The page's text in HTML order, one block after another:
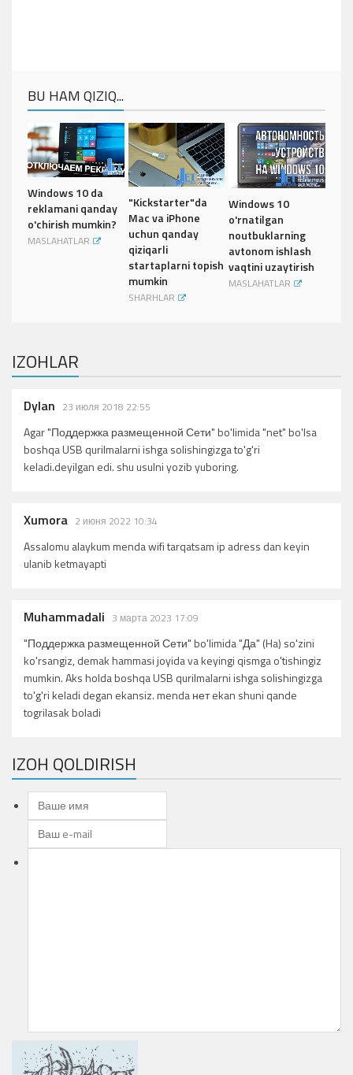
BU HAM QIZIQ...
Windows 10 da
reklamani qanday
o'chirish mumkin?
MASLAHATLAR
"Kickstarter"da
Mac va iPhone
uchun qanday
qiziqarli
startaplarni topish
mumkin
SHARHLAR
Windows 10
o'rnatilgan
noutbuklarning
avtonom ishlash
vaqtini uzaytirish
MASLAHATLAR
IZOHLAR
Dylan 23 июля 2018 22:55
Agar "Поддержка размещенной Сети" bo'limida "net" bo'lsa
boshqa USB qurilmalarni ishga solishingizga to'g'ri
keladi.deyilgan edi. shu usulni yozib yuboring.
Xumora 2 июня 2022 10:34
Assalomu alaykum menda wifi tarqatsam ip adress dan keyin
ulanib ketmayapti
Muhammadali 3 марта 2023 17:09
"Поддержка размещенной Сети" bo'limida "Да" (Ha) so'zini
ko'rsangiz, demak hammasi joyida va keyingi qismga o'tishingiz
mumkin. Aks holda boshqa USB qurilmalarni ishga solishingizga
to'g'ri keladi degan ekansiz. menda нет ekan shuni qande
togrilasak boladi
IZOH QOLDIRISH